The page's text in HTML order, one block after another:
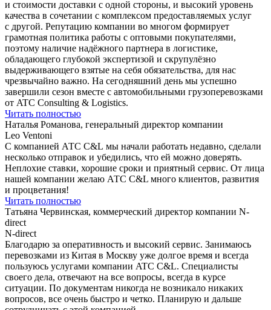
и стоимости доставки с одной стороны, и высокий уровень
качества в сочетании с комплексом предоставляемых услуг
с другой. Репутацию компании во многом формирует
грамотная политика работы с оптовыми покупателями,
поэтому наличие надёжного партнера в логистике,
обладающего глубокой экспертизой и скрупулёзно
выдерживающего взятые на себя обязательства, для нас
чрезвычайно важно. На сегодняшний день мы успешно
завершили сезон вместе с автомобильными грузоперевозками
от ATC Consulting & Logistics.
Читать полностью
Наталья Романова, генеральный директор компании
Leo Ventoni
С компанией АТС C&L мы начали работать недавно, сделали
несколько отправок и убедились, что ей можно доверять.
Неплохие ставки, хорошие сроки и приятный сервис. От лица
нашей компании желаю АТС C&L много клиентов, развития
и процветания!
Читать полностью
Татьяна Червинская, коммерческий директор компании N-
direct
N-direct
Благодарю за оперативность и высокий сервис. Занимаюсь
перевозками из Китая в Москву уже долгое время и всегда
пользуюсь услугами компании ATC С&L. Специалисты
своего дела, отвечают на все вопросы, всегда в курсе
ситуации. По документам никогда не возникало никаких
вопросов, все очень быстро и четко. Планирую и дальше